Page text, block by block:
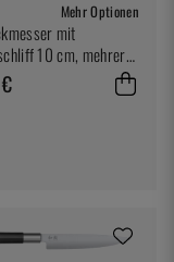
Mehr Optionen
mit
10 cm, mehrere